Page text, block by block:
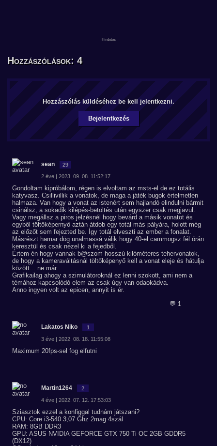
Hozzászólások: 4
Hozzászólás küldéséhez be kell jelentkezni.
Bejelentkezés
sean 29
2 éve | 2023. 09. 08. 11:52:17
Gondoltam kipróbálom, régen is elvoltam az msts-el de ez totális
katyvasz. Csillivillik a vonatok, de maga a játék bugok értelmetlen
halmaza. Van hogy a vonat az istenért sem hajlandó elindulni bármit
csinálsz, a sokadik kilépés-betöltés után egyszer csak megjavul.
Vagy megállsz a piros jelzésnél hogy bevárd a másik vonatot és
egyből töltőképernyő aztán átdob egy totál más pályára, holott még
az előzőt sem fejezted be. Így totál elveszti az ember a fonalat.
Másrészt hamar dög unalmassá válik hogy 40-el cammogsz fél órán
keresztül és csak nézel ki a fejedből.
Értem én hogy vannak b@szom hosszú kilóméteres tehervonatok,
de hogy a kameraváltásnál töltőképenyő kell a vonat eleje és hátulja
között... ne már.
Grafikailag ahogy a szimulátoroknál ez lenni szokott, ami nem a
témához kapcsolódó elem az csak úgy van odaokádva.
Anno ingyen volt az epicen, annyit is ér.
💬 1
Lakatos Niko 1
3 éve | 2022. 08. 18. 11:55:08
Maximum 20fps-sel fog elfutni
Martin1264 2
4 éve | 2022. 07. 12. 17:53:03
Sziasztok ezzel a konfiggal tudnám játszani?
CPU: Core i3-540 3,07 Ghz 2mag 4szál
RAM: 8GB DDR3
GPU: ASUS NVIDIA GEFORCE GTX 750 Ti OC 2GB GDDR5
(DX12)